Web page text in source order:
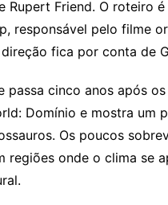
Rupert Friend. O roteiro
responsável pelo filme
fica por conta de
passa cinco anos após
Domínio e mostra um
Os poucos
regiões onde o clima se